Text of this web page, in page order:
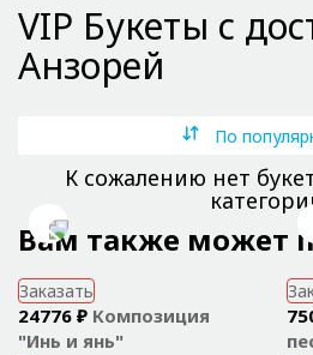
VIP Букеты с
Анзорей
По
К сожалению нет
Вам также может
Заказать
24776 ₽ Композиция
"Инь и янь"